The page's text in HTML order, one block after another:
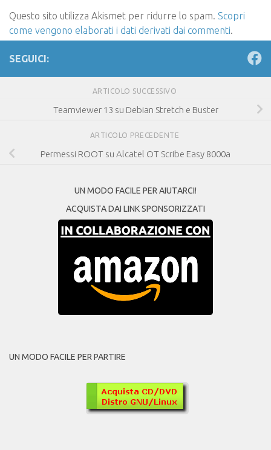
Questo sito utilizza Akismet per ridurre lo spam. Scopri
come vengono elaborati i dati derivati dai commenti.
SEGUICI:
ARTICOLO SUCCESSIVO
Teamviewer 13 su Debian Stretch e Buster
ARTICOLO PRECEDENTE
Permessi ROOT su Alcatel OT Scribe Easy 8000a
UN MODO FACILE PER AIUTARCI!
ACQUISTA DAI LINK SPONSORIZZATI
UN MODO FACILE PER PARTIRE